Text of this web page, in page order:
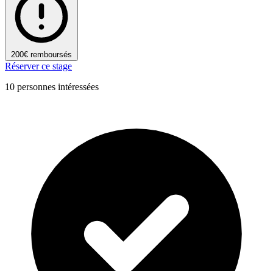
200€ remboursés
Réserver ce stage
10 personnes intéressées